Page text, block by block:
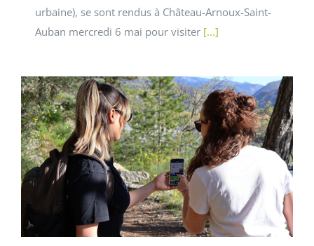
urbaine), se sont rendus à Château-Arnoux-Saint-
Auban mercredi 6 mai pour visiter [...]